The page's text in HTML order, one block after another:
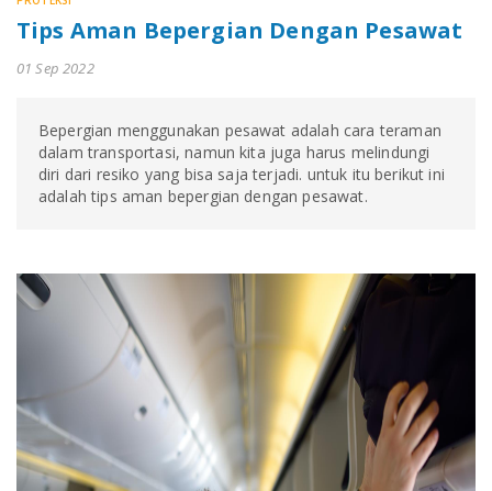
Tips Aman Bepergian Dengan Pesawat
01 Sep 2022
Bepergian menggunakan pesawat adalah cara teraman
dalam transportasi, namun kita juga harus melindungi
diri dari resiko yang bisa saja terjadi. untuk itu berikut ini
adalah tips aman bepergian dengan pesawat.